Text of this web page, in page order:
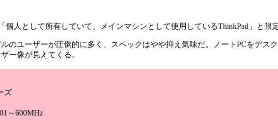
人として所有していて、メインマシンとして使用しているThinkPad」と限
のユーザーが圧倒的に多く、スペックはやや抑え気味だ。ノートPCをデス
ー像が見えてくる。
ズ
～600MHz